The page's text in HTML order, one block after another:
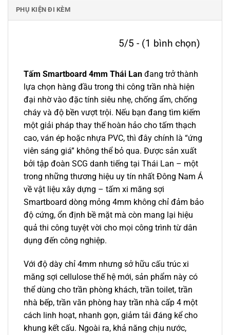
PHỤ KIỆN ĐI KÈM
5/5 - (1 bình chọn)
Tấm Smartboard 4mm Thái Lan đang trở thành
lựa chọn hàng đầu trong thi công trần nhà hiện
đại nhờ vào đặc tính siêu nhẹ, chống ẩm, chống
cháy và độ bền vượt trội. Nếu bạn đang tìm kiếm
một giải pháp thay thế hoàn hảo cho tấm thạch
cao, ván ép hoặc nhựa PVC, thì đây chính là “ứng
viên sáng giá” không thể bỏ qua. Được sản xuất
bởi tập đoàn SCG danh tiếng tại Thái Lan – một
trong những thương hiệu uy tín nhất Đông Nam Á
về vật liệu xây dựng – tấm xi măng sợi
Smartboard dòng mỏng 4mm không chỉ đảm bảo
độ cứng, ổn định bề mặt mà còn mang lại hiệu
quả thi công tuyệt vời cho mọi công trình từ dân
dụng đến công nghiệp.
Với độ dày chỉ 4mm nhưng sở hữu cấu trúc xi
măng sợi cellulose thế hệ mới, sản phẩm này có
thể dùng cho trần phòng khách, trần toilet, trần
nhà bếp, trần văn phòng hay trần nhà cấp 4 một
cách linh hoạt, nhanh gọn, giảm tải đáng kể cho
khung kết cấu. Ngoài ra, khả năng chịu nước,